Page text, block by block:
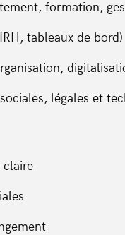
formation,
tableaux de bord)
légales et
claire